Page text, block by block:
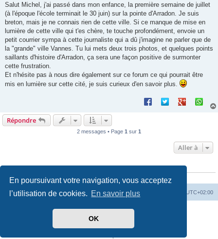
En poursuivant votre navigation, vous acceptez
l’utilisation de cookies. En savoir plus
OK
Salut Michel, j'ai passé dans mon enfance, la première semaine de juillet
(à l'époque l'école terminait le 30 juin) sur la pointe d'Arradon. Je suis
breton, mais je ne connais rien de cette ville. Si ce manque de mise en
lumière de cette ville qui t'es chère, te touche profondément, envoie un
petit courrier sympa à cette journaliste qui a dû j'imagine ne parler que de
la "grande" ville Vannes. Tu lui mets deux trois photos, et quelques points
saillants d'histoire d'Arradon, ça sera une façon positive de surmonter
cette frustration.
Et n'hésite pas à nous dire également sur ce forum ce qui pourrait être
mis en lumière sur cette cité, je suis curieux d'en savoir plus.
Répondre
2 messages • Page 1 sur 1
Aller à
Utilisateurs parcourant ce forum : Bing [Bot] et 15 invités
Index du forum UTC+02:00
Développé parphpBB® Forum Software © phpBB Limited
Traduit par
Drapeaux des Pays par Sylver35